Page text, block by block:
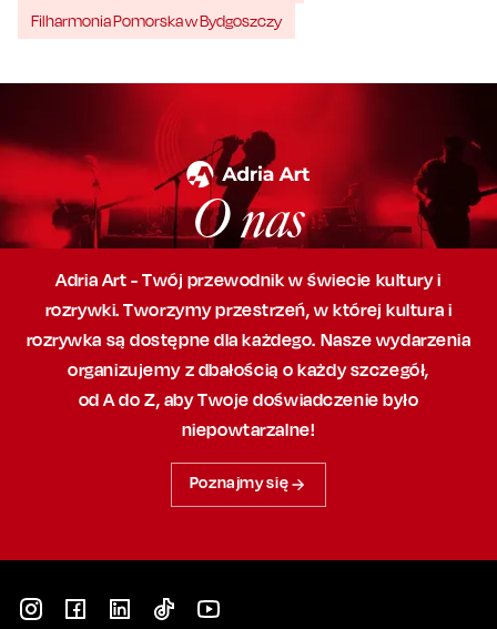
Filharmonia Pomorska w Bydgoszczy
O nas
Adria Art - Twój przewodnik w świecie kultury i
rozrywki. Tworzymy przestrzeń,w której kultura i
rozrywka są dostępne dla każdego. Nasze wydarzenia
organizujemy z dbałością o każdy szczegół,
od A do Z, abyTwoje doświadczenie było
niepowtarzalne!
Poznajmy się